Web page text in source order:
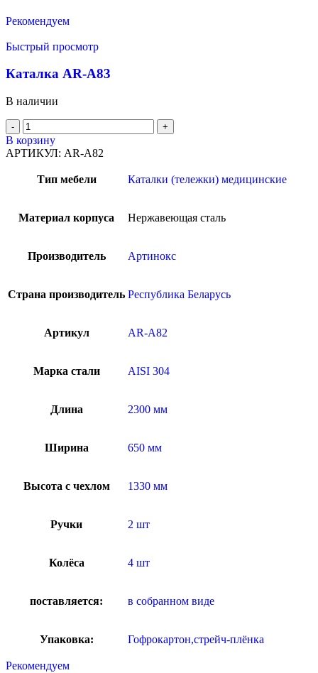
Рекомендуем
Быстрый просмотр
Каталка AR-A83
В наличии
В корзину
АРТИКУЛ: AR-A82
Тип мебели Каталки (тележки) медицинские
Материал корпуса Нержавеющая сталь
Производитель Артинокс
Страна производитель Республика Беларусь
Артикул AR-A82
Марка стали AISI 304
Длина 2300 мм
Ширина 650 мм
Высота с чехлом 1330 мм
Ручки 2 шт
Колёса 4 шт
поставляется: в собранном виде
Упаковка: Гофрокартон,стрейч-плёнка
Рекомендуем